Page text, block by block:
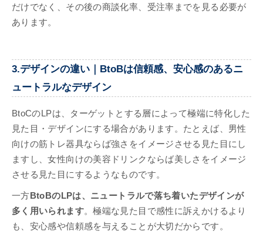
だけでなく、その後の商談化率、受注率までを見る必要が
あります。
3.デザインの違い｜BtoBは信頼感、安心感のあるニ
ュートラルなデザイン
BtoCのLPは、ターゲットとする層によって極端に特化した
見た目・デザインにする場合があります。たとえば、男性
向けの筋トレ器具ならば強さをイメージさせる見た目にし
ますし、女性向けの美容ドリンクならば美しさをイメージ
させる見た目にするようなものです。
一方 BtoBのLPは、ニュートラルで落ち着いたデザインが
多く用いられます。極端な見た目で感性に訴えかけるより
も、安心感や信頼感を与えることが大切だからです。